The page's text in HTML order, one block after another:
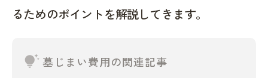
るためのポイントを解説してきます。
tips_and_updates墓じまい費用の関連記事